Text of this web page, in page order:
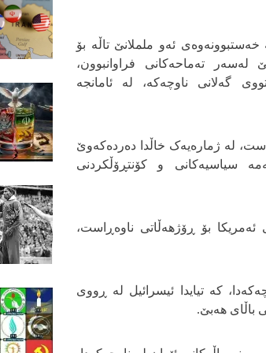
ئەو ململانێ تاڵە بۆ
لەسەر تەماحەکانی فراوانبوون،
گەلانی ناوچەکە، لە ئامانجە
لە ژمارەیەک خاڵدا دەردەکەوێ
سیاسیەکانی و کۆنتڕۆڵکردنی
ئەمریکا بۆ ڕۆژهەڵاتی ناوەڕاست،
کە تیایدا ئیسرائیل لە ڕووی
باڵای هەبێ.